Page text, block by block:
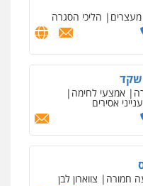
מעצרים הליכי הסגרה
שקד
אמצעי לחימה
אסירים
חמורה צווארון לבן